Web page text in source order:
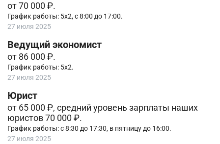
от 70 000 ₽.
График работы: 5х2, с 8:00 до 17:00.
27 июля 2025
Ведущий экономист
от 86 000 ₽.
График работы: 5х2.
27 июля 2025
Юрист
от 65 000 ₽, средний уровень зарплаты наших
юристов 70 000 ₽.
График работы: с 8:30 до 17:30, в пятницу до 16:00.
27 июля 2025